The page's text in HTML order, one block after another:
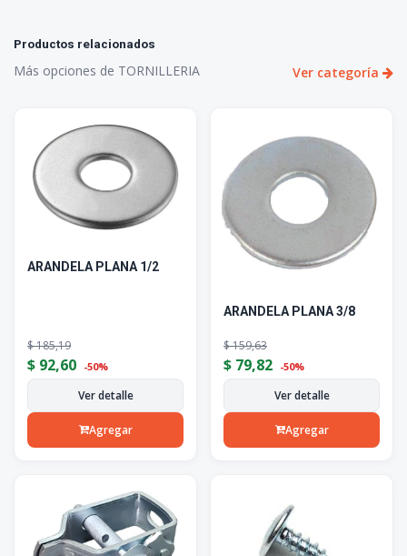
Productos relacionados
Más opciones de TORNILLERIA Ver categoría
ARANDELA PLANA 1/2
$185,19
$ 92,60 -50%
Ver detalle
Agregar
ARANDELA PLANA 3/8
$159,63
$ 79,82 -50%
Ver detalle
Agregar